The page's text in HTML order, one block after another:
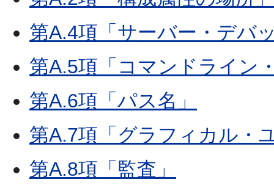
第A.4項「サーバー・デバ
第A.5項「コマンドライン
第A.6項「パス名」
第A.7項「グラフィカル・
第A.8項「監査」